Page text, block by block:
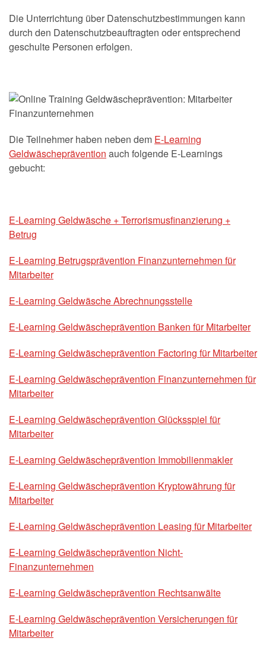
Die Unterrichtung über Datenschutzbestimmungen kann
durch den Datenschutzbeauftragten oder entsprechend
geschulte Personen erfolgen.
Die Teilnehmer haben neben dem E-Learning
Geldwäscheprävention auch folgende E-Learnings
gebucht:
E-Learning Geldwäsche + Terrorismusfinanzierung +
Betrug
E-Learning Betrugsprävention Finanzunternehmen für
Mitarbeiter
E-Learning Geldwäsche Abrechnungsstelle
E-Learning Geldwäscheprävention Banken für Mitarbeiter
E-Learning Geldwäscheprävention Factoring für Mitarbeiter
E-Learning Geldwäscheprävention Finanzunternehmen für
Mitarbeiter
E-Learning Geldwäscheprävention Glücksspiel für
Mitarbeiter
E-Learning Geldwäscheprävention Immobilienmakler
E-Learning Geldwäscheprävention Kryptowährung für
Mitarbeiter
E-Learning Geldwäscheprävention Leasing für Mitarbeiter
E-Learning Geldwäscheprävention Nicht-
Finanzunternehmen
E-Learning Geldwäscheprävention Rechtsanwälte
E-Learning Geldwäscheprävention Versicherungen für
Mitarbeiter